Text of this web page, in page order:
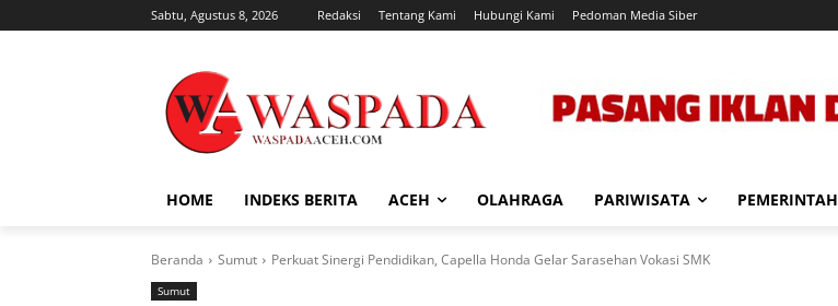
Sabtu, Agustus 8, 2026 Redaksi Tentang Kami Hubungi Kami Pedoman Media Siber
HOME INDEKS BERITA ACEH OLAHRAGA PARIWISATA PEMERINTAH
Beranda Sumut Perkuat Sinergi Pendidikan, Capella Honda Gelar Sarasehan Vokasi SMK
Sumut